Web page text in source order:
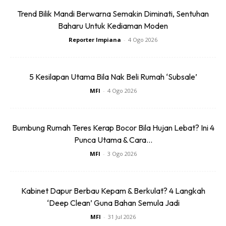
Chesterfield’ yang memesan kerusi ini. Sejak itu, kerusi dan
Ads
Trend Bilik Mandi Berwarna Semakin Diminati, Sentuhan
Baharu Untuk Kediaman Moden
Reporter Impiana - 4 Ogo 2026
5 Kesilapan Utama Bila Nak Beli Rumah ‘Subsale’
MFI - 4 Ogo 2026
Bumbung Rumah Teres Kerap Bocor Bila Hujan Lebat? Ini 4
Punca Utama & Cara...
MFI - 3 Ogo 2026
Kabinet Dapur Berbau Kepam & Berkulat? 4 Langkah
‘Deep Clean’ Guna Bahan Semula Jadi
MFI - 31 Jul 2026